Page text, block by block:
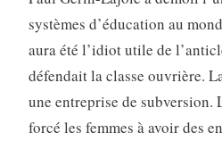
systèmes d’éducation au
aura été l’idiot utile de
défendait la classe ouvrière.
une entreprise de subversion.
forcé les femmes à avoir des